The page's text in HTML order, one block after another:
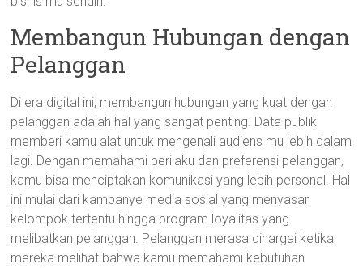
Membangun Hubungan dengan
Pelanggan
Di era digital ini, membangun hubungan yang kuat dengan
pelanggan adalah hal yang sangat penting. Data publik
memberi kamu alat untuk mengenali audiens mu lebih dalam
lagi. Dengan memahami perilaku dan preferensi pelanggan,
kamu bisa menciptakan komunikasi yang lebih personal. Hal
ini mulai dari kampanye media sosial yang menyasar
kelompok tertentu hingga program loyalitas yang
melibatkan pelanggan. Pelanggan merasa dihargai ketika
mereka melihat bahwa kamu memahami kebutuhan